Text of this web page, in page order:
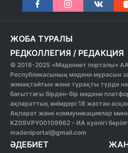
ЖОБА ТУРАЛЫ
РЕДКОЛЛЕГИЯ / РЕДАКЦИЯ
© 2018-2025 «Мәдениет порталы»
Республикасының мәдени мұрасын
жинақтайтын және тұрақты түрде
бағыттағы бірден-бір мәдени
ақпараттық өнімдері 18 жастан
Ақпарат және коммуникациялар
KZ09VPY00109962 - ИА куәлігі
madeniportal@gmail.com
ӘДЕБИЕТ